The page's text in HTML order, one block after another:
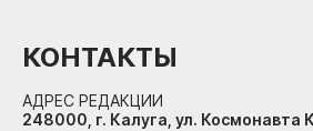
КОНТАКТЫ
АДРЕС РЕДАКЦИИ
248000, г. Калуга, ул. Космонавта